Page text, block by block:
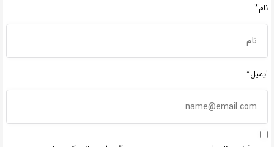
نام*
ایمیل*